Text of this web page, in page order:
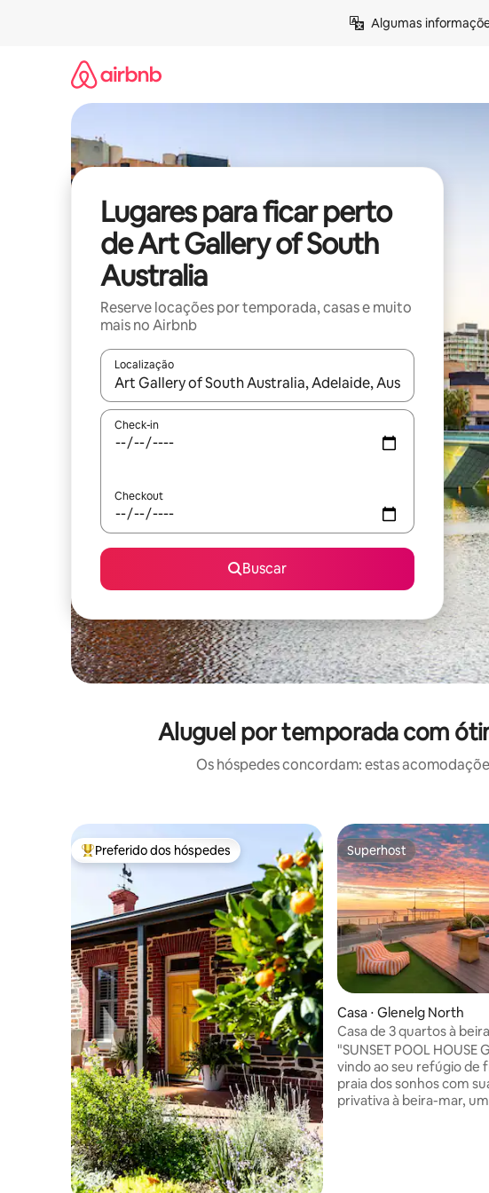
Algumas
Lugares para ficar perto
de Art Gallery of South
Australia
Reserve locações por temporada, casas e muito
mais no Airbnb
Localização
Quando os resultados estiverem disponíveis, explore-os usando
Check-in
Checkout
Buscar
Aluguel por temporada com
Os hóspedes concordam: estas
Entre os melhores preferidos dos hóspedes
Preferido dos hóspedes Superhost
Superhost
Casa ⋅ Glenelg North
Casa de 3 quartos à
Glenelg - Piscina
"SUNSET POOL HOUSE
vindo ao seu refúgio de
praia dos sonhos com
privativa à beira-mar,